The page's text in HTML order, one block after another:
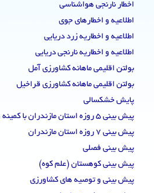
اخطار نارنجی هواشناسی
اطلاعیه و اخطارهای جوی
اطلاعیه و اخطاریه زرد دریایی
اطلاعیه و اخطاریه نارنجی دریایی
بولتن اقلیمی ماهانه کشاورزی آمل
بولتن اقلیمی ماهانه کشاورزی قراخیل
پایش خشکسالی
پیش بینی 5 روزه استان مازندران با کمینه و بیشینه دما
پیش بینی 7 روزه استان مازندران
پیش بینی فصلی
پیش بینی کوهستان (علم کوه)
پیش بینی و توصیه های کشاورزی